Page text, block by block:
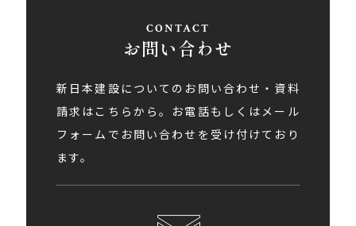
お問い合わせ
新日本建設についてのお問い合わせ・資料
請求はこちらから。お電話もしくはメール
フォームでお問い合わせを受け付けており
ます。